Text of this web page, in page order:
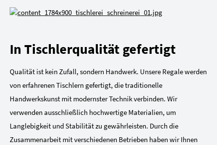
In Tischlerqualität gefertigt
Qualität ist kein Zufall, sondern Handwerk. Unsere Regale werden
von erfahrenen Tischlern gefertigt, die traditionelle
Handwerkskunst mit modernster Technik verbinden. Wir
verwenden ausschließlich hochwertige Materialien, um
Langlebigkeit und Stabilität zu gewährleisten. Durch die
Zusammenarbeit mit verschiedenen Betrieben haben wir Ihnen